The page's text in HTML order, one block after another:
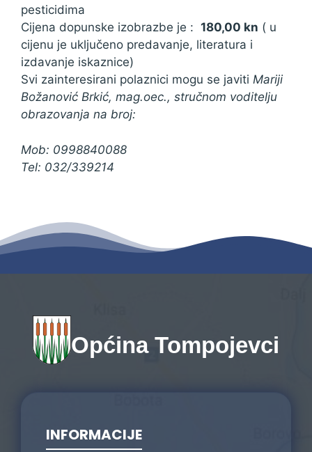
pesticidima
Cijena dopunske izobrazbe je : 180,00 kn ( u
cijenu je uključeno predavanje, literatura i
izdavanje iskaznice)
Svi zainteresirani polaznici mogu se javiti Mariji
Božanović Brkić, mag.oec., stručnom voditelju
obrazovanja na broj:
Mob: 0998840088
Tel: 032/339214
Općina Tompojevci
INFORMACIJE